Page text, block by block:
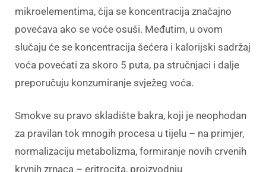
mikroelementima, čija se koncentracija značajno
povećava ako se voće osuši. Međutim, u ovom
slučaju će se koncentracija šećera i kalorijski sadržaj
voća povećati za skoro 5 puta, pa stručnjaci i dalje
preporučuju konzumiranje svježeg voća.
Smokve su pravo skladište bakra, koji je neophodan
za pravilan tok mnogih procesa u tijelu – na primjer,
normalizaciju metabolizma, formiranje novih crvenih
krvnih zrnaca – eritrocita, proizvodnju